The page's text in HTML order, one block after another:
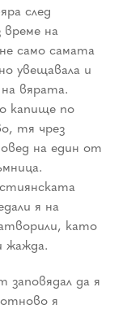
след
на
само самата
увещавала и
вярата.
капище по
тя чрез
на един от
я на
като
жажда.
заповядал да я
я